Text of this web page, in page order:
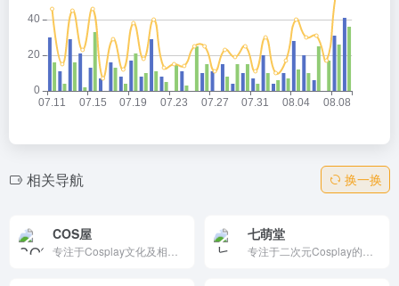
相关导航 换一换
COS屋 七萌堂